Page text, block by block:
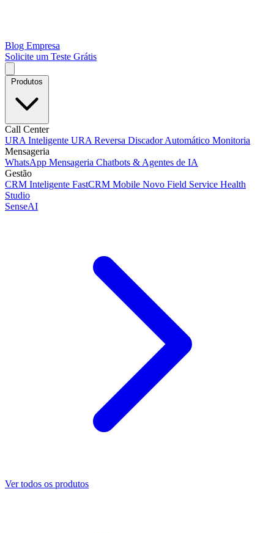
Blog Empresa
Solicite um Teste Grátis
Produtos
Call Center
URA Inteligente URA Reversa Discador Automático Monitoria
Mensageria
WhatsApp Mensageria Chatbots & Agentes de IA
Gestão
CRM Inteligente FastCRM Mobile Novo Field Service Health
Studio
SenseAI
Ver todos os produtos